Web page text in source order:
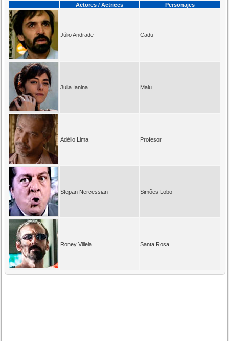
Actores / Actrices Personajes
Júlio Andrade Cadu
Julia Ianina Malu
Adélio Lima Profesor
Stepan Nercessian Simões Lobo
Roney Villela Santa Rosa